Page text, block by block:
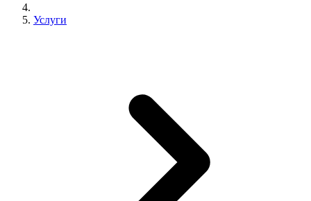
Услуги